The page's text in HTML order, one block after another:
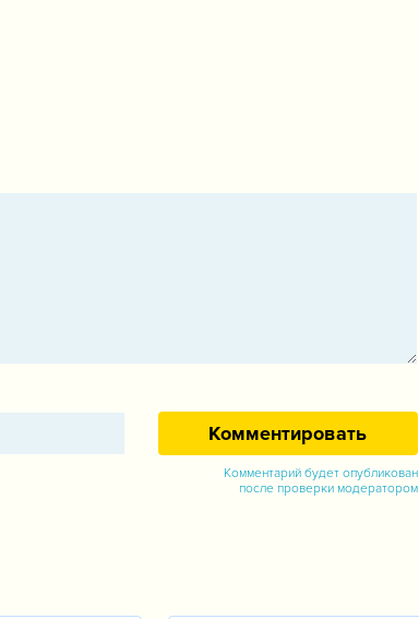
Комментарий будет опубликован
после проверки модератором